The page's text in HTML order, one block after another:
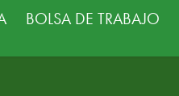
BOLSA DE TRABAJO